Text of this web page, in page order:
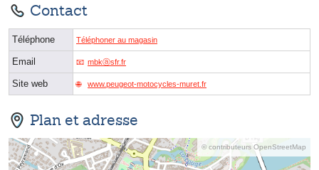
Contact
Téléphone Téléphoner au magasin
Email mbkⓐsfr.fr
Site web www.peugeot-motocycles-muret.fr
Plan et adresse
© contributeurs OpenStreetMap